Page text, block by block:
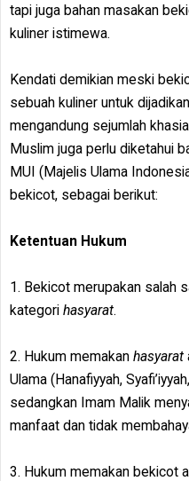
tapi juga bahan masakan
kuliner istimewa.
Kendati demikian meski
sebuah kuliner untuk
mengandung sejumlah
Muslim juga perlu diketahui
MUI (Majelis Ulama
bekicot, sebagai berikut:
Ketentuan Hukum
1. Bekicot merupakan salah
kategori hasyarat.
2. Hukum memakan hasyarat
Ulama (Hanafiyyah,
sedangkan Imam Malik
manfaat dan tidak
3. Hukum memakan bekicot